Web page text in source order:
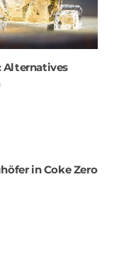
Alternatives
in Coke Zero